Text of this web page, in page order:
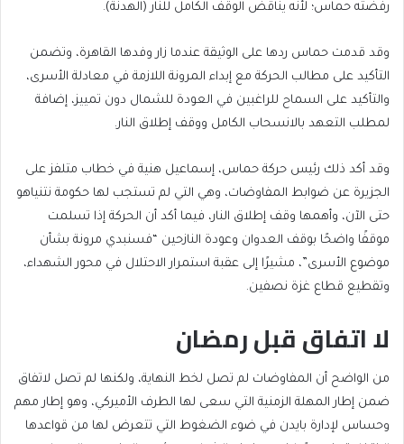
رفضته حماس؛ لأنه يناقض الوقف الكامل للنار (الهدنة).
وقد قدمت حماس ردها على الوثيقة عندما زار وفدها القاهرة، وتضمن
التأكيد على مطالب الحركة مع إبداء المرونة اللازمة في معادلة الأسرى،
والتأكيد على السماح للراغبين في العودة للشمال دون تمييز، إضافة
لمطلب التعهد بالانسحاب الكامل ووقف إطلاق النار.
وقد أكد ذلك رئيس حركة حماس، إسماعيل هنية في خطاب متلفز على
الجزيرة عن ضوابط المفاوضات، وهي التي لم تستجب لها حكومة نتنياهو
حتى الآن، وأهمها وقف إطلاق النار، فيما أكد أن الحركة إذا تسلمت
موقفًا واضحًا بوقف العدوان وعودة النازحين “فسنبدي مرونة بشأن
موضوع الأسرى”، مشيرًا إلى عقبة استمرار الاحتلال في محور الشهداء،
وتقطيع قطاع غزة نصفين.
لا اتفاق قبل رمضان
من الواضح أن المفاوضات لم تصل لخط النهاية، ولكنها لم تصل لاتفاق
ضمن إطار المهلة الزمنية التي سعى لها الطرف الأميركي، وهو إطار مهم
وحساس لإدارة بايدن في ضوء الضغوط التي تتعرض لها من قواعدها